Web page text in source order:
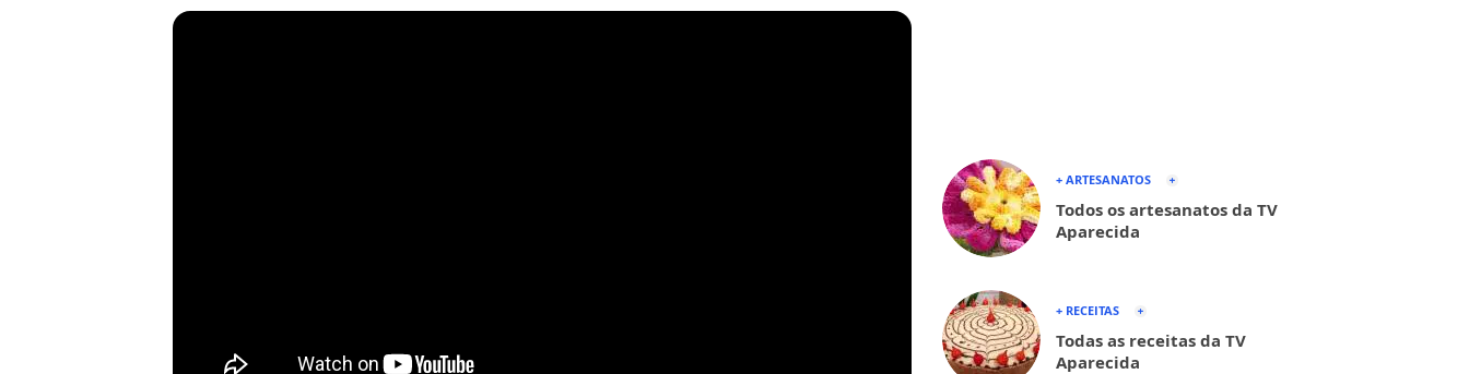
+ ARTESANATOS
Todos os artesanatos da TV
Aparecida
+ RECEITAS
Todas as receitas da TV
Aparecida